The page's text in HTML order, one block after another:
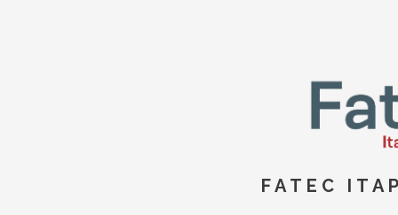
FATEC